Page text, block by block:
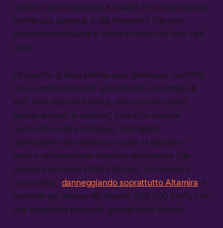
mentre sono impegnati a risalire il rio si trovano di
fronte una barriera, e dal momento che non
possono continuare si altera il corso dei loro cicli
vitali.
L’impianto di Belo Monte sarà terminato nel 2019,
la sua costruzione ha già coinvolto un totale di
400 mila ettari di foresta, dove vivono molte
specie animali e vegetali, oltre che diverse
comunità locali e indigene. Il progetto
dell’impianto idroelettrico rischia di essere al
centro dell’ennesimo disastro ambientale che
colpisce non solo il Mato Grosso, ma anche il
vicino Parà, danneggiando soprattutto Altamira, il
comune più esteso del Brasile (160 000 km²), con
una superficie poco più grande della Grecia.